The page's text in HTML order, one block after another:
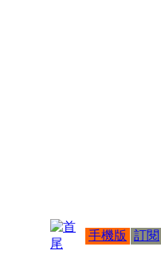
手機版 訂閱